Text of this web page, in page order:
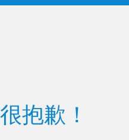
很抱歉！